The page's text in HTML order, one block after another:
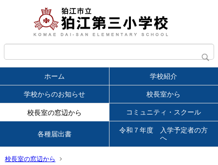
ホーム 学校紹介
学校からのお知らせ 校長室から
校長室の窓辺から コミュニティ・スクール
各種届出書
令和７年度 入学予定者の方
へ
校長室の窓辺から